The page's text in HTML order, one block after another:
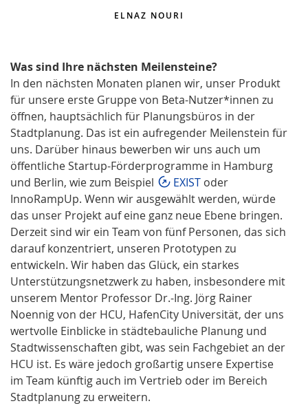
ELNAZ NOURI
Was sind Ihre nächsten Meilensteine?
In den nächsten Monaten planen wir, unser Produkt
für unsere erste Gruppe von Beta-Nutzer*innen zu
öffnen, hauptsächlich für Planungsbüros in der
Stadtplanung. Das ist ein aufregender Meilenstein für
uns. Darüber hinaus bewerben wir uns auch um
öffentliche Startup-Förderprogramme in Hamburg
und Berlin, wie zum Beispiel
EXIST oder
InnoRampUp. Wenn wir ausgewählt werden, würde
das unser Projekt auf eine ganz neue Ebene bringen.
Derzeit sind wir ein Team von fünf Personen, das sich
darauf konzentriert, unseren Prototypen zu
entwickeln. Wir haben das Glück, ein starkes
Unterstützungsnetzwerk zu haben, insbesondere mit
unserem Mentor Professor Dr.-Ing. Jörg Rainer
Noennig von der HCU, HafenCity Universität, der uns
wertvolle Einblicke in städtebauliche Planung und
Stadtwissenschaften gibt, was sein Fachgebiet an der
HCU ist. Es wäre jedoch großartig unsere Expertise
im Team künftig auch im Vertrieb oder im Bereich
Stadtplanung zu erweitern.